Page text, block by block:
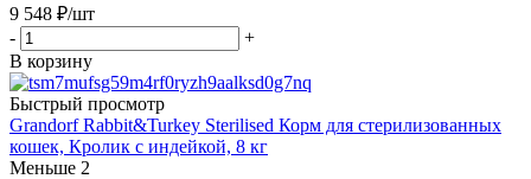
9 548 ₽/шт
-
+
В корзину
Быстрый просмотр
Grandorf Rabbit&Turkey Sterilised Корм для стерилизованных
кошек, Кролик с индейкой, 8 кг
Меньше 2